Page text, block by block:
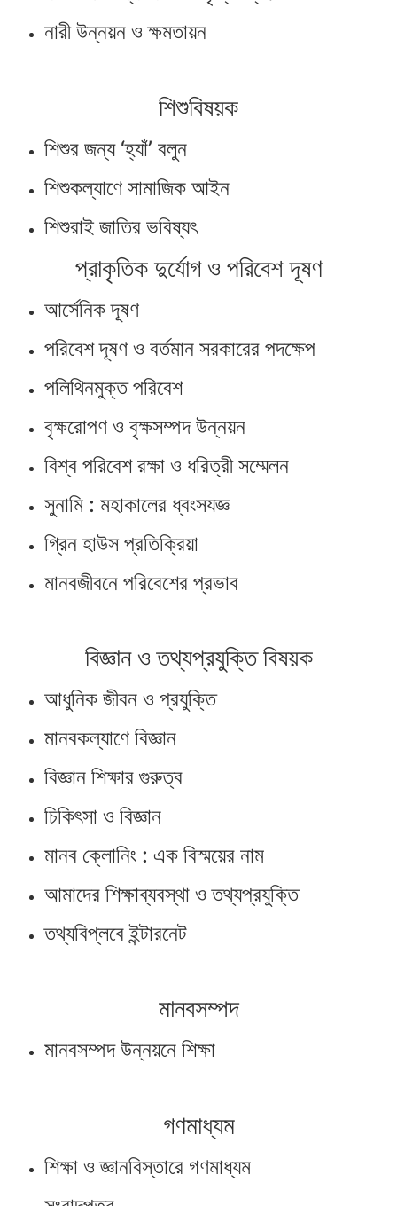
নারী উন্নয়ন ও ক্ষমতায়ন
শিশুবিষয়ক
শিশুর জন্য ‘হ্যাঁ’ বলুন
শিশুকল্যাণে সামাজিক আইন
শিশুরাই জাতির ভবিষ্যৎ
প্রাকৃতিক দুর্যোগ ও পরিবেশ দূষণ
আর্সেনিক দূষণ
পরিবেশ দূষণ ও বর্তমান সরকারের পদক্ষেপ
পলিথিনমুক্ত পরিবেশ
বৃক্ষরোপণ ও বৃক্ষসম্পদ উন্নয়ন
বিশ্ব পরিবেশ রক্ষা ও ধরিত্রী সম্মেলন
সুনামি : মহাকালের ধ্বংসযজ্ঞ
গ্রিন হাউস প্রতিক্রিয়া
মানবজীবনে পরিবেশের প্রভাব
বিজ্ঞান ও তথ্যপ্রযুক্তি বিষয়ক
আধুনিক জীবন ও প্রযুক্তি
মানবকল্যাণে বিজ্ঞান
বিজ্ঞান শিক্ষার গুরুত্ব
চিকিৎসা ও বিজ্ঞান
মানব ক্লোনিং : এক বিস্ময়ের নাম
আমাদের শিক্ষাব্যবস্থা ও তথ্যপ্রযুক্তি
তথ্যবিপ্লবে ইন্টারনেট
মানবসম্পদ
মানবসম্পদ উন্নয়নে শিক্ষা
গণমাধ্যম
শিক্ষা ও জ্ঞানবিস্তারে গণমাধ্যম